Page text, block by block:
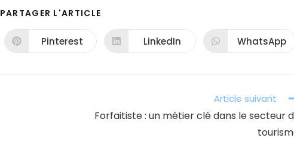
PARTAGER L'ARTICLE
CONTENU
Ouvrir
Pinterest Ouvrir
LinkedIn Ouvrir
WhatsApp
Article suivant
Forfaitiste : un métier clé dans le secteur